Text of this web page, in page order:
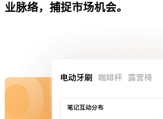
业脉络，捕捉市场机会。